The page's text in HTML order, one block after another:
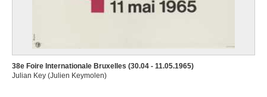
38e Foire Internationale Bruxelles (30.04 - 11.05.1965)
Julian Key (Julien Keymolen)